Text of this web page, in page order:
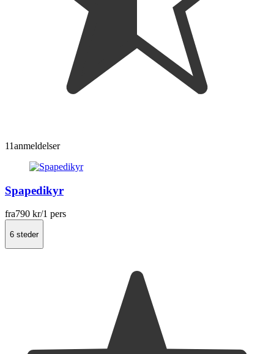
11anmeldelser
Spapedikyr
fra790 kr/1 pers
6 steder